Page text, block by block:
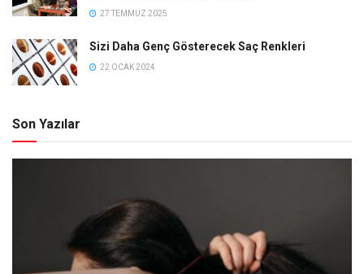
27 TEMMUZ 2025
Sizi Daha Genç Gösterecek Saç Renkleri
22 OCAK 2024
Son Yazılar